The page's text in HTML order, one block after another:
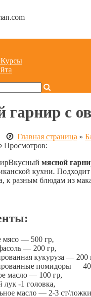
гарнир с
Главная страница »
Просмотров:
Вкусный мясной
кухни.
к разным блюдам из
мясо — 500 гр,
— 200 гр,
кукуруза — 200
помидоры —
масло — 100 гр,
лук -1 головка,
масло — 2-3 ст/